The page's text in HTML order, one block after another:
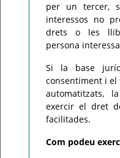
per un tercer,
interessos no
drets o les
persona
Si la base
consentiment i
automatitzats,
exercir el dret
facilitades.
Com podeu